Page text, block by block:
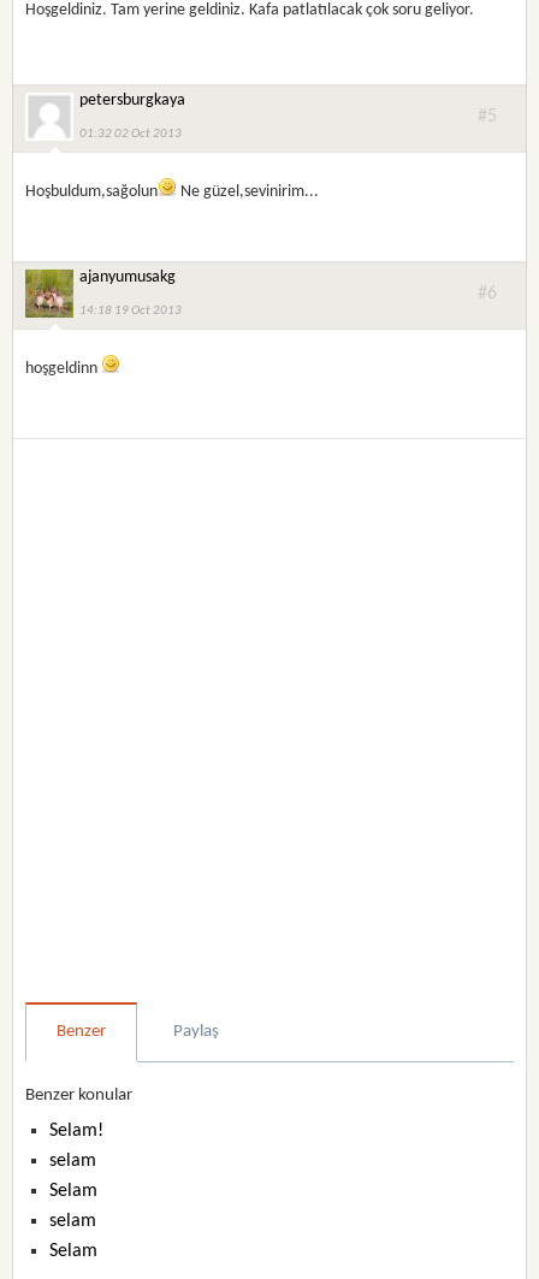
Hoşgeldiniz. Tam yerine geldiniz. Kafa patlatılacak çok soru geliyor.
petersburgkaya
01:32 02 Oct 2013
#5
Hoşbuldum,sağolun Ne güzel,sevinirim...
ajanyumusakg
14:18 19 Oct 2013
#6
hoşgeldinn
Benzer Paylaş
Benzer konular
Selam!
selam
Selam
selam
Selam